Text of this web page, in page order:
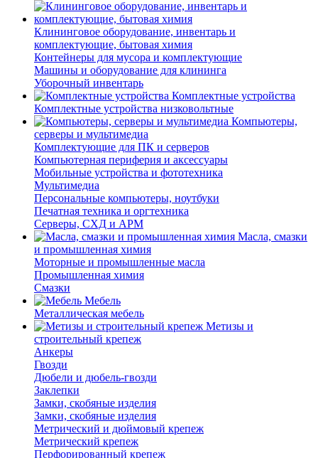
Клининговое оборудование, инвентарь и
комплектующие, бытовая химия
Контейнеры для мусора и комплектующие
Машины и оборудование для клининга
Уборочный инвентарь
Комплектные устройства
Комплектные устройства низковольтные
Компьютеры,
серверы и мультимедиа
Комплектующие для ПК и серверов
Компьютерная периферия и аксессуары
Мобильные устройства и фототехника
Мультимедиа
Персональные компьютеры, ноутбуки
Печатная техника и оргтехника
Серверы, СХД и АРМ
Масла, смазки
и промышленная химия
Моторные и промышленные масла
Промышленная химия
Смазки
Мебель
Металлическая мебель
Метизы и
строительный крепеж
Анкеры
Гвозди
Дюбели и дюбель-гвозди
Заклепки
Замки, скобяные изделия
Замки, скобяные изделия
Метрический и дюймовый крепеж
Метрический крепеж
Перфорированный крепеж